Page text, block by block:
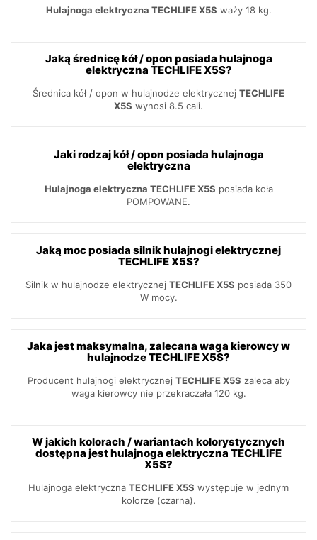
Hulajnoga elektryczna TECHLIFE X5S waży 18 kg.
Jaką średnicę kół / opon posiada hulajnoga
elektryczna TECHLIFE X5S?
Średnica kół / opon w hulajnodze elektrycznej TECHLIFE
X5S wynosi 8.5 cali.
Jaki rodzaj kół / opon posiada hulajnoga
elektryczna
Hulajnoga elektryczna TECHLIFE X5S posiada koła
POMPOWANE.
Jaką moc posiada silnik hulajnogi elektrycznej
TECHLIFE X5S?
Silnik w hulajnodze elektrycznej TECHLIFE X5S posiada 350
W mocy.
Jaka jest maksymalna, zalecana waga kierowcy w
hulajnodze TECHLIFE X5S?
Producent hulajnogi elektrycznej TECHLIFE X5S zaleca aby
waga kierowcy nie przekraczała 120 kg.
W jakich kolorach / wariantach kolorystycznych
dostępna jest hulajnoga elektryczna TECHLIFE
X5S?
Hulajnoga elektryczna TECHLIFE X5S występuje w jednym
kolorze (czarna).